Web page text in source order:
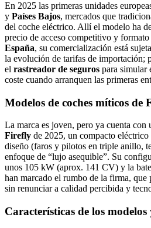
En 2025 las primeras unidades
y Países Bajos, mercados que
del coche eléctrico. Allí el modelo ha
precio de acceso competitivo y
España, su comercialización está
la evolución de tarifas de importación;
el rastreador de seguros para simular
coste cuando arranquen las primeras
Modelos de coches míticos de
La marca es joven, pero ya cuenta con
Firefly de 2025, un compacto
diseño (faros y pilotos en triple anillo,
enfoque de “lujo asequible”. Su
unos 105 kW (aprox. 141 CV) y la
han marcado el rumbo de la firma,
sin renunciar a calidad percibida y
Características de los